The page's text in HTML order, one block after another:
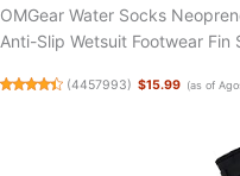
OMGear Water Socks
Anti-Slip Wetsuit Footwear Fin
(4457993) $15.99 (as of